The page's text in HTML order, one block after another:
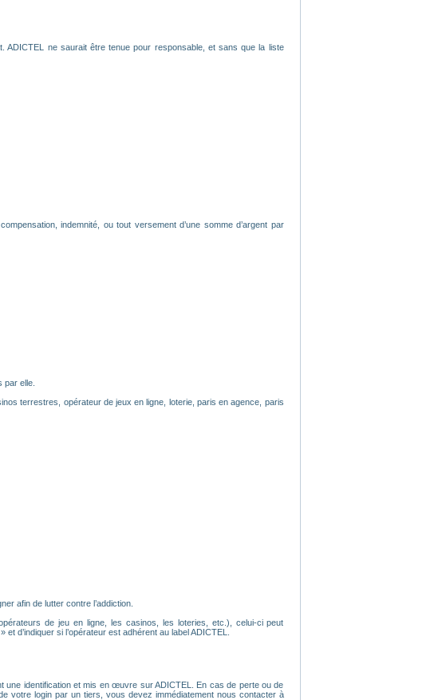
ADICTEL ne saurait être tenue pour responsable, et sans que la liste
indemnité, ou tout versement d’une somme d’argent par
par elle.
terrestres, opérateur de jeux en ligne, loterie, paris en agence, paris
afin de lutter contre l’addiction.
de jeu en ligne, les casinos, les loteries, etc.), celui-ci peut
d’indiquer si l’opérateur est adhérent au label ADICTEL.
une identification et mis en œuvre sur ADICTEL. En cas de perte ou de
votre login par un tiers, vous devez immédiatement nous contacter à